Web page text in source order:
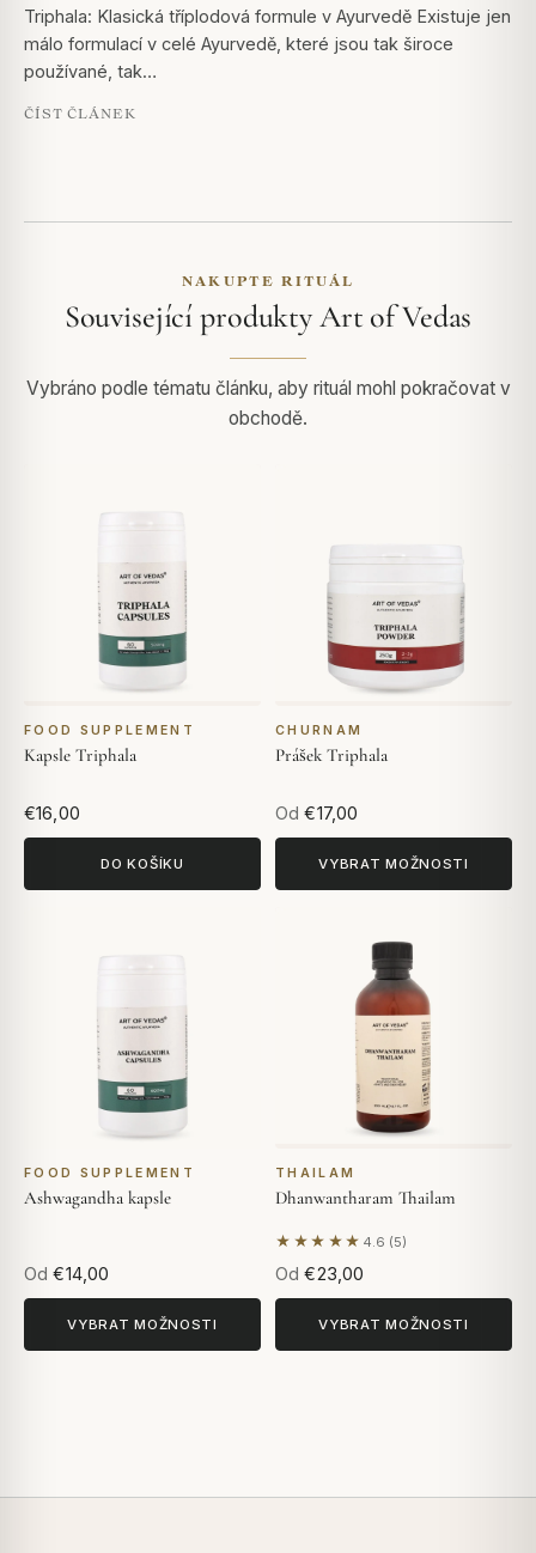
Triphala: Klasická tříplodová formule v Ayurvedě Existuje jen
málo formulací v celé Ayurvedě, které jsou tak široce
používané, tak…
ČÍST ČLÁNEK
NAKUPTE RITUÁL
Související produkty Art of Vedas
Vybráno podle tématu článku, aby rituál mohl pokračovat v
obchodě.
FOOD SUPPLEMENT
Kapsle Triphala
€16,00
DO KOŠÍKU
CHURNAM
Prášek Triphala
Od €17,00
VYBRAT MOŽNOSTI
FOOD SUPPLEMENT
Ashwagandha kapsle
Od €14,00
VYBRAT MOŽNOSTI
THAILAM
Dhanwantharam Thailam
★★★★★ 4.6 (5)
Na základě 5 hodnocení
Od €23,00
VYBRAT MOŽNOSTI